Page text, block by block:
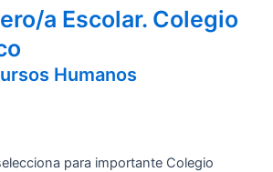
a Escolar. Colegio
Humanos
para importante Colegio